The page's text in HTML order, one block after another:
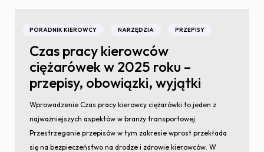
PORADNIK KIEROWCY NARZĘDZIA PRZEPISY
Czas pracy kierowców
ciężarówek w 2025 roku –
przepisy, obowiązki, wyjątki
Wprowadzenie Czas pracy kierowcy ciężarówki to jeden z
najważniejszych aspektów w branży transportowej.
Przestrzeganie przepisów w tym zakresie wprost przekłada
się na bezpieczeństwo na drodze i zdrowie kierowców. W